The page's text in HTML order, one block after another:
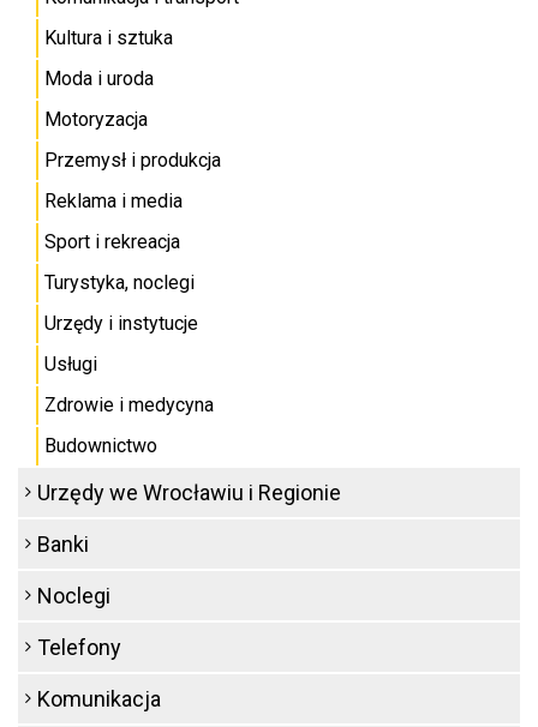
Kultura i sztuka
Moda i uroda
Motoryzacja
Przemysł i produkcja
Reklama i media
Sport i rekreacja
Turystyka, noclegi
Urzędy i instytucje
Usługi
Zdrowie i medycyna
Budownictwo
Urzędy we Wrocławiu i Regionie
Banki
Noclegi
Telefony
Komunikacja